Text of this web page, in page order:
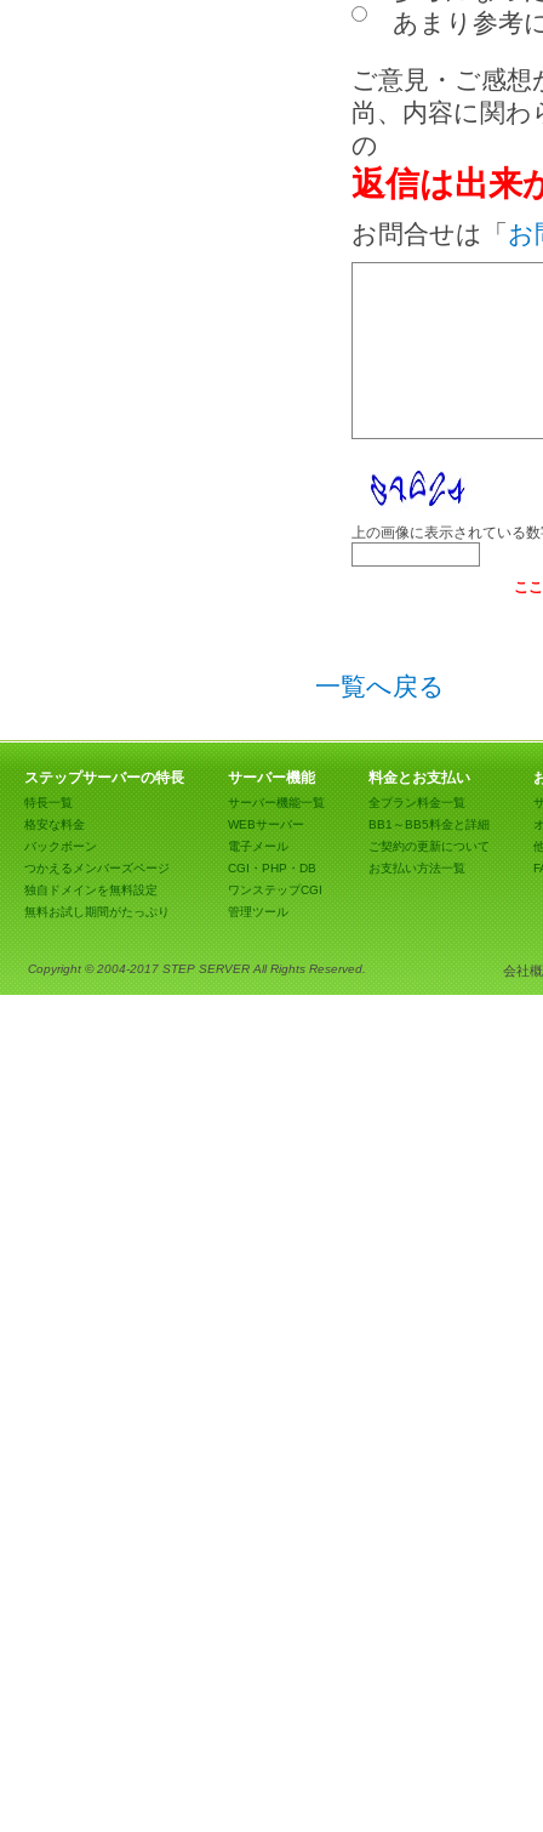
あまり参考
ご意見・ご感
尚、内容に関
の
返信は出来
お問合せは「 お
上の画像に表示されている
こ
一覧へ戻る
ステップサーバーの特長
特長一覧
格安な料金
バックボーン
つかえるメンバーズページ
独自ドメインを無料設定
無料お試し期間がたっぷり
サーバー機能
サーバー機能一覧
WEBサーバー
電子メール
CGI・PHP・DB
ワンステップCGI
管理ツール
料金とお支払い
全プラン料金一覧
BB1～BB5料金と詳細
ご契約の更新について
お支払い方法一覧
Copyright © 2004-2017 STEP SERVER All Rights Reserved. 会社